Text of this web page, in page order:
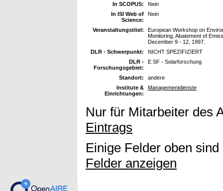
In SCOPUS:
Nein
In ISI Web of
Science:
Nein
Veranstaltungstitel:
European Workshop on
Monitoring, Abatement of
December 9 - 12, 1997.
DLR - Schwerpunkt:
NICHT SPEZIFIZIERT
DLR -
Forschungsgebiet:
E SF - Solarforschung
Standort:
andere
Institute &
Einrichtungen:
Managementdienste
Nur für Mitarbeiter des
Eintrags
Einige Felder oben
Felder anzeigen